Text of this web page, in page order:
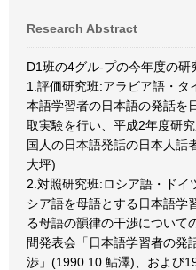
Research Abstract
D1班の4グル-プの今年度の研
1.評価研究班:アラビア語・タ
本語学習者の日本語の発話を
取実験を行い、平成2年度研
国人の日本語発話の日本人話
大坪)
2.対照研究班:ロシア語・ドイ
シア語を母語とする日本語学
る母語の韻律の干渉について
間発表会「日本語学習者の発
渉」(1990.10.鮎澤)、および